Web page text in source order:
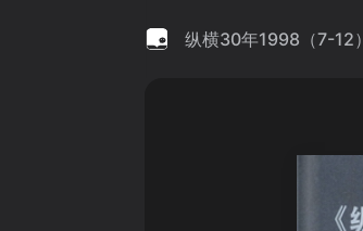
纵横30年1998（7-12）